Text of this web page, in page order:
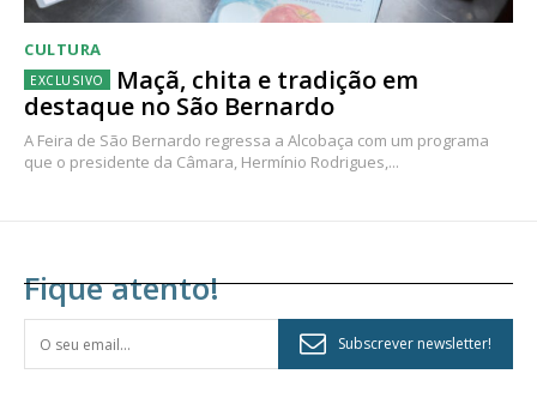
CULTURA
Maçã, chita e tradição em
destaque no São Bernardo
A Feira de São Bernardo regressa a Alcobaça com um programa
que o presidente da Câmara, Hermínio Rodrigues,...
Fique atento!
Subscrever newsletter!